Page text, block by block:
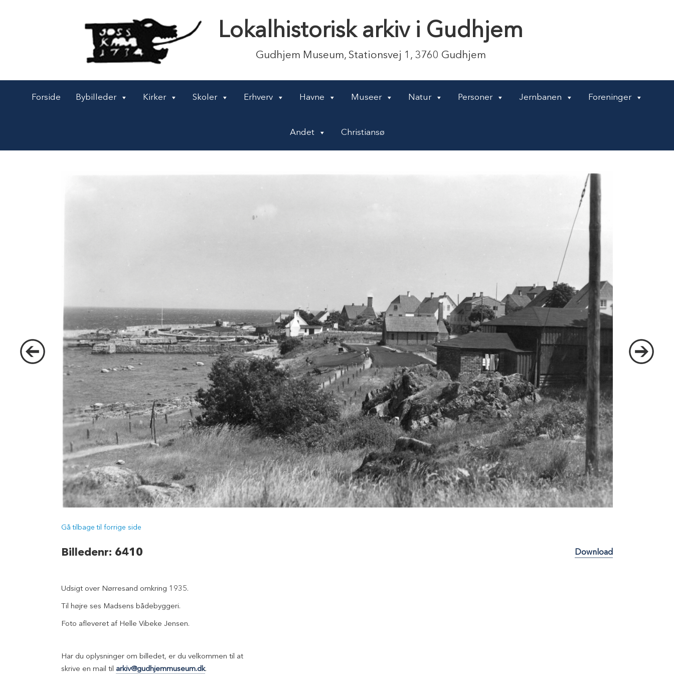
Lokalhistorisk arkiv i Gudhjem
Gudhjem Museum, Stationsvej 1, 3760 Gudhjem
Forside Bybilleder Kirker Skoler Erhverv Havne Museer Natur Personer Jernbanen Foreninger
Andet Christiansø
Gå tilbage til forrige side
Billedenr: 6410 Download
Udsigt over Nørresand omkring 1935.
Til højre ses Madsens bådebyggeri.
Foto afleveret af Helle Vibeke Jensen.
Har du oplysninger om billedet, er du velkommen til at
skrive en mail til arkiv@gudhjemmuseum.dk.